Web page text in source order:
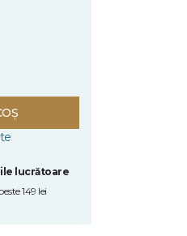
lucrătoare
149 lei